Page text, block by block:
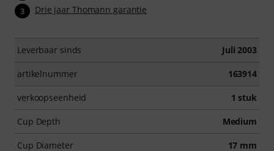
3 Drie jaar Thomann garantie
Leverbaar sinds Juli 2003
artikelnummer 163914
verkoopseenheid 1 stuk
Cup Depth Medium
Cup Diameter 17 mm